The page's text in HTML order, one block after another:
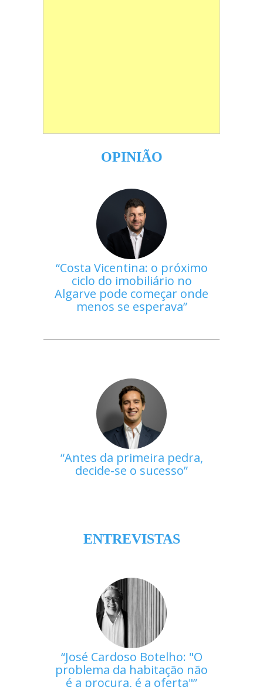
OPINIÃO
Costa Vicentina: o próximo
ciclo do imobiliário no
Algarve pode começar onde
menos se esperava
Antes da primeira pedra,
decide-se o sucesso
ENTREVISTAS
José Cardoso Botelho: "O
problema da habitação não
é a procura, é a oferta"